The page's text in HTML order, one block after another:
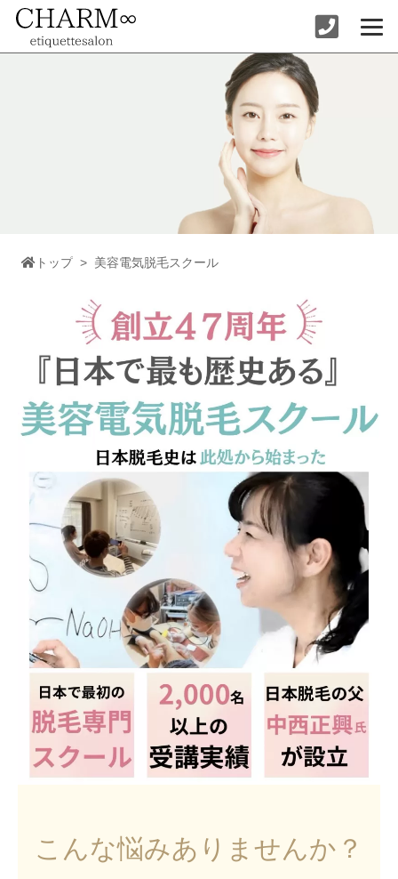
トップ > 美容電気脱毛スクール
こんな悩みありませんか？